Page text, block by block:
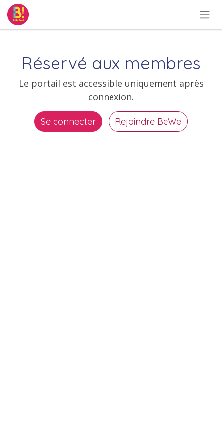
Se rendre au contenu
Réservé aux membres
Le portail est accessible uniquement après
connexion.
Se connecter Rejoindre BeWe